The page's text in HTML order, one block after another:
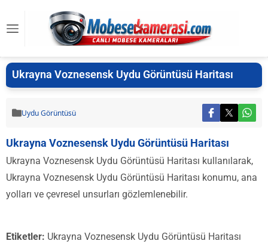
Ukrayna Voznesensk Uydu Görüntüsü Haritası
Uydu Görüntüsü
Ukrayna Voznesensk Uydu Görüntüsü Haritası
Ukrayna Voznesensk Uydu Görüntüsü Haritası kullanılarak,
Ukrayna Voznesensk Uydu Görüntüsü Haritası konumu, ana
yolları ve çevresel unsurları gözlemlenebilir.
Etiketler: Ukrayna Voznesensk Uydu Görüntüsü Haritası